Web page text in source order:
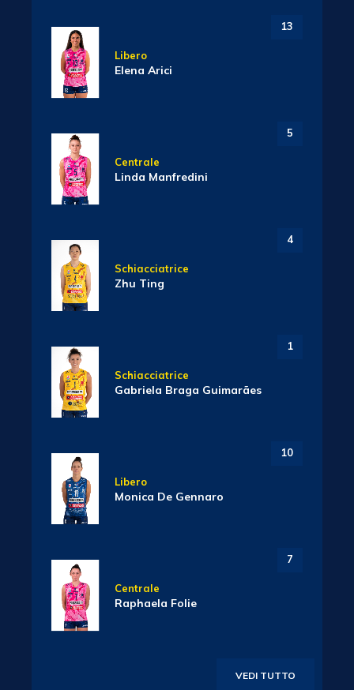
13
Libero
Elena Arici
5
Centrale
Linda Manfredini
4
Schiacciatrice
Zhu Ting
1
Schiacciatrice
Gabriela Braga Guimarães
10
Libero
Monica De Gennaro
7
Centrale
Raphaela Folie
VEDI TUTTO